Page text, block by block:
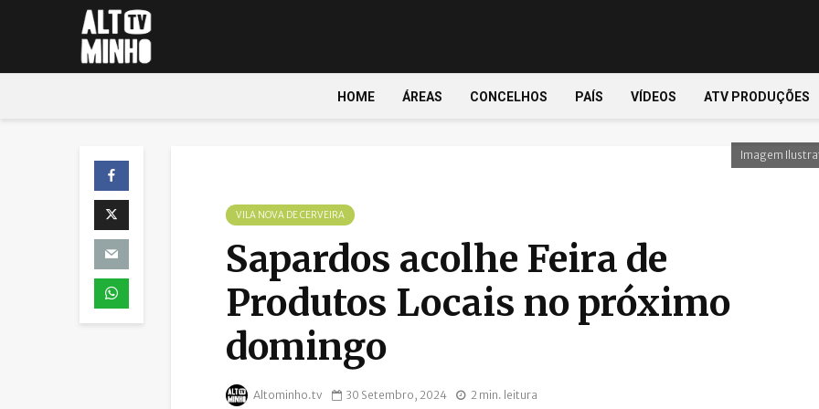
HOME ÁREAS CONCELHOS PAÍS VÍDEOS ATV PRODUÇÕES
Imagem
VILA NOVA DE CERVEIRA
Sapardos acolhe Feira de
Produtos Locais no próximo
domingo
Altominho.tv 30 Setembro, 2024 2 min. leitura